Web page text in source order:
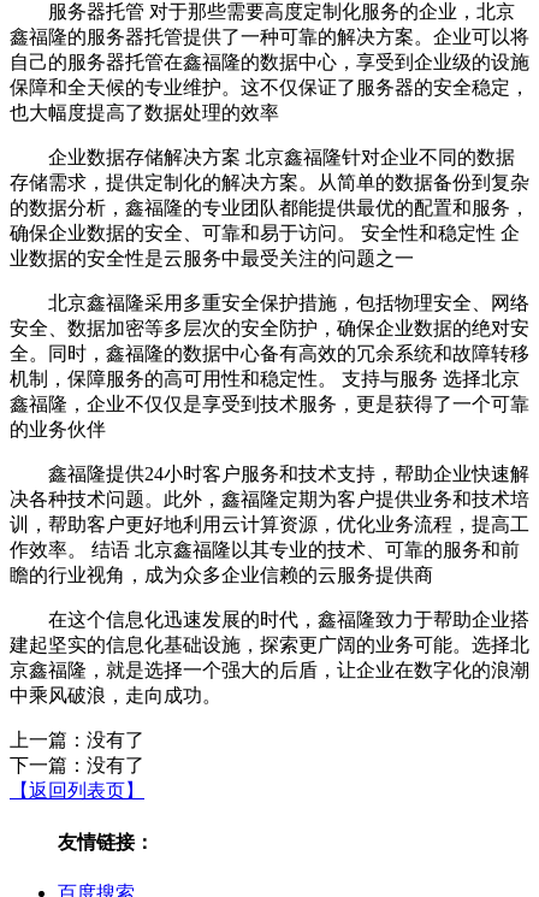
服务器托管 对于那些需要高度定制化服务的企业，北京
鑫福隆的服务器托管提供了一种可靠的解决方案。企业可以将
自己的服务器托管在鑫福隆的数据中心，享受到企业级的设施
保障和全天候的专业维护。这不仅保证了服务器的安全稳定，
也大幅度提高了数据处理的效率
企业数据存储解决方案 北京鑫福隆针对企业不同的数据
存储需求，提供定制化的解决方案。从简单的数据备份到复杂
的数据分析，鑫福隆的专业团队都能提供最优的配置和服务，
确保企业数据的安全、可靠和易于访问。 安全性和稳定性 企
业数据的安全性是云服务中最受关注的问题之一
北京鑫福隆采用多重安全保护措施，包括物理安全、网络
安全、数据加密等多层次的安全防护，确保企业数据的绝对安
全。同时，鑫福隆的数据中心备有高效的冗余系统和故障转移
机制，保障服务的高可用性和稳定性。 支持与服务 选择北京
鑫福隆，企业不仅仅是享受到技术服务，更是获得了一个可靠
的业务伙伴
鑫福隆提供24小时客户服务和技术支持，帮助企业快速解
决各种技术问题。此外，鑫福隆定期为客户提供业务和技术培
训，帮助客户更好地利用云计算资源，优化业务流程，提高工
作效率。 结语 北京鑫福隆以其专业的技术、可靠的服务和前
瞻的行业视角，成为众多企业信赖的云服务提供商
在这个信息化迅速发展的时代，鑫福隆致力于帮助企业搭
建起坚实的信息化基础设施，探索更广阔的业务可能。选择北
京鑫福隆，就是选择一个强大的后盾，让企业在数字化的浪潮
中乘风破浪，走向成功。
上一篇：没有了
下一篇：没有了
【返回列表页】
友情链接：
百度搜索